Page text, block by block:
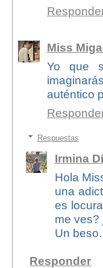
Miss
Yo que
auténtico
Respuestas
Irmina
Hola
una
es
me ves?
Un beso.
Responder